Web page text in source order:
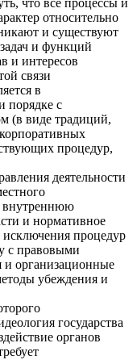
что все процессы и
относительно
и существуют
и функций
и интересов
связи
в
порядке с
(в виде традиций,
процедур,
деятельности
внутреннюю
и нормативное
исключения процедур
с правовыми
и организационные
убеждения и
государства
органов